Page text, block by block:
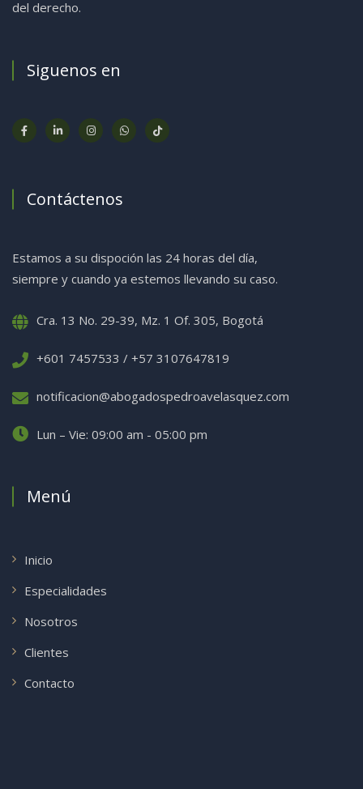
del derecho.
Siguenos en
Contáctenos
Estamos a su dispoción las 24 horas del día,
siempre y cuando ya estemos llevando su caso.
Cra. 13 No. 29-39, Mz. 1 Of. 305, Bogotá
+601 7457533 / +57 3107647819
notificacion@abogadospedroavelasquez.com
Lun – Vie: 09:00 am - 05:00 pm
Menú
Inicio
Especialidades
Nosotros
Clientes
Contacto